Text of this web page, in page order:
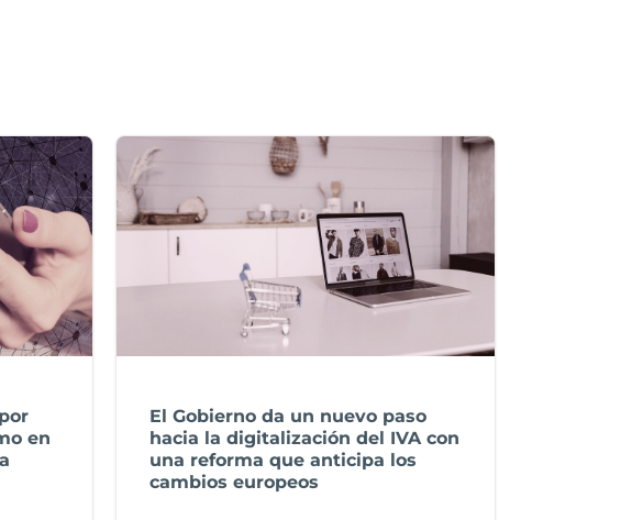
en
El Gobierno da un nuevo paso
hacia la digitalización del IVA con
una reforma que anticipa los
cambios europeos